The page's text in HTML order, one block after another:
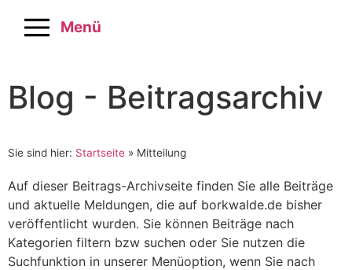
Menü
Blog - Beitragsarchiv
Sie sind hier: Startseite » Mitteilung
Auf dieser Beitrags-Archivseite finden Sie alle Beiträge
und aktuelle Meldungen, die auf borkwalde.de bisher
veröffentlicht wurden. Sie können Beiträge nach
Kategorien filtern bzw suchen oder Sie nutzen die
Suchfunktion in unserer Menüoption, wenn Sie nach